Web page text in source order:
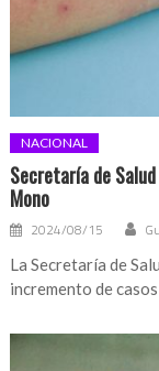
NACIONAL
Secretaría de
Mono
2024/08/15
La Secretaría de
incremento de